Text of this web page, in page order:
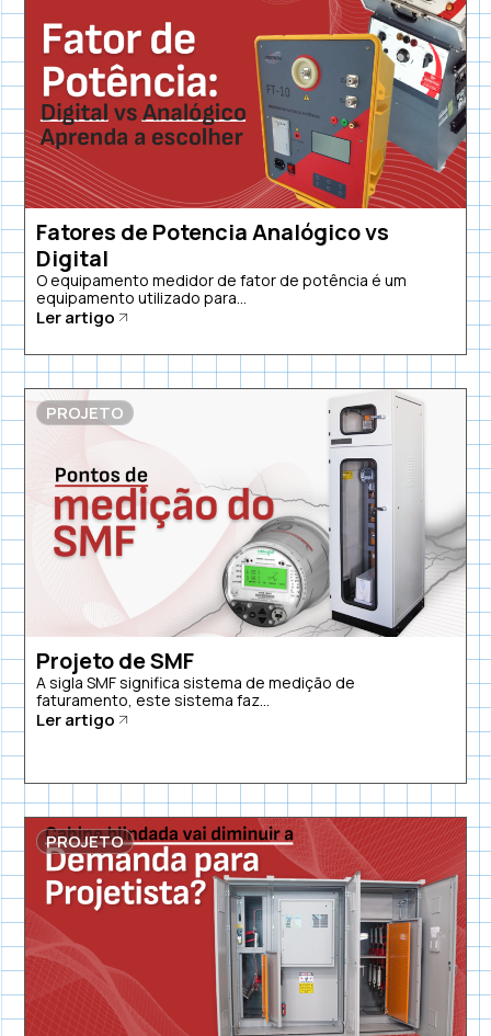
Fatores de Potencia Analógico vs
Digital
O equipamento medidor de fator de potência é um
equipamento utilizado para...
Ler artigo
PROJETO
Projeto de SMF
A sigla SMF significa sistema de medição de
faturamento, este sistema faz...
Ler artigo
PROJETO